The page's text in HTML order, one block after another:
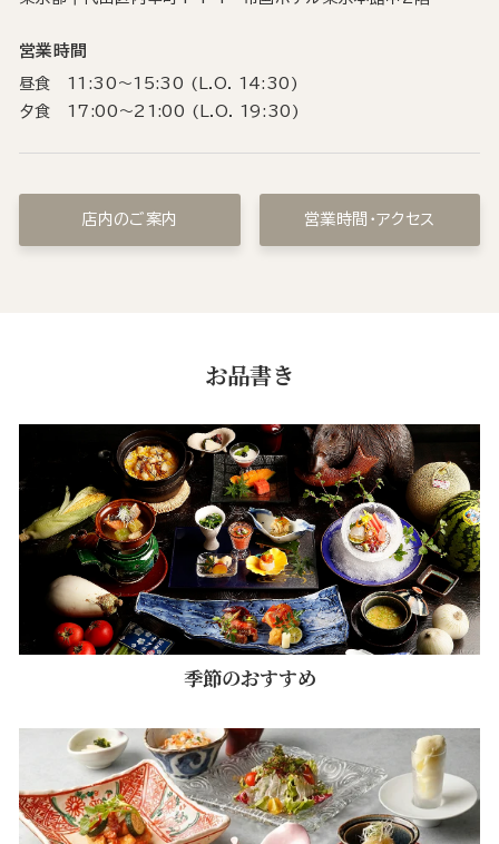
営業時間
昼食 11:30～15:30 (L.O. 14:30)
夕食 17:00～21:00 (L.O. 19:30)
店内のご案内 営業時間・アクセス
お品書き
季節のおすすめ